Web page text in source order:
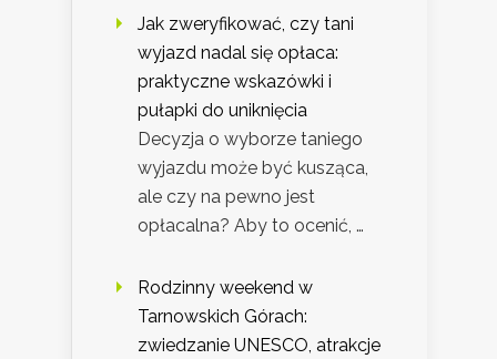
Jak zweryfikować, czy tani
wyjazd nadal się opłaca:
praktyczne wskazówki i
pułapki do uniknięcia
Decyzja o wyborze taniego
wyjazdu może być kusząca,
ale czy na pewno jest
opłacalna? Aby to ocenić, …
Rodzinny weekend w
Tarnowskich Górach:
zwiedzanie UNESCO, atrakcje